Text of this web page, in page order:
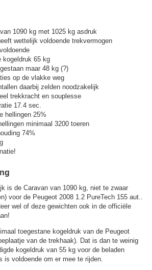
1090 kg met 1025 kg asdruk
wettelijk voldoende trekvermogen
kogeldruk 65 kg
maar 48 kg (?)
op de vlakke weg
daarbij zelden noodzakelijk
trekkracht en souplesse
17.4 sec.
hellingen 25%
minimaal 3200 toeren
74%
is de Caravan van 1090 kg, niet te zwaar
voor de Peugeot 2008 1.2 PureTech 155 aut..
wel of deze gewichten ook in de officiële
toegestane kogeldruk van de Peugeot
van de trekhaak). Dat is dan te weinig
kogeldruk van 55 kg voor de beladen
is voldoende om er mee te rijden.